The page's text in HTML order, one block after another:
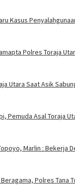
Kasus
Polres Toraja
Utara Saat Asik
Pemuda Asal Toraja
Marlin : Bekerja
Polres Tana